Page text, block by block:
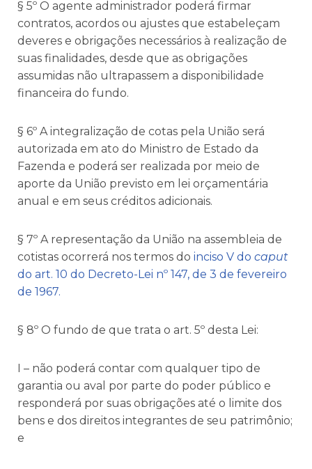
§ 5º O agente administrador poderá firmar
contratos, acordos ou ajustes que estabeleçam
deveres e obrigações necessários à realização de
suas finalidades, desde que as obrigações
assumidas não ultrapassem a disponibilidade
financeira do fundo.
§ 6º A integralização de cotas pela União será
autorizada em ato do Ministro de Estado da
Fazenda e poderá ser realizada por meio de
aporte da União previsto em lei orçamentária
anual e em seus créditos adicionais.
§ 7º A representação da União na assembleia de
cotistas ocorrerá nos termos do inciso V do caput
do art. 10 do Decreto-Lei nº 147, de 3 de fevereiro
de 1967.
§ 8º O fundo de que trata o art. 5º desta Lei:
I – não poderá contar com qualquer tipo de
garantia ou aval por parte do poder público e
responderá por suas obrigações até o limite dos
bens e dos direitos integrantes de seu patrimônio;
e